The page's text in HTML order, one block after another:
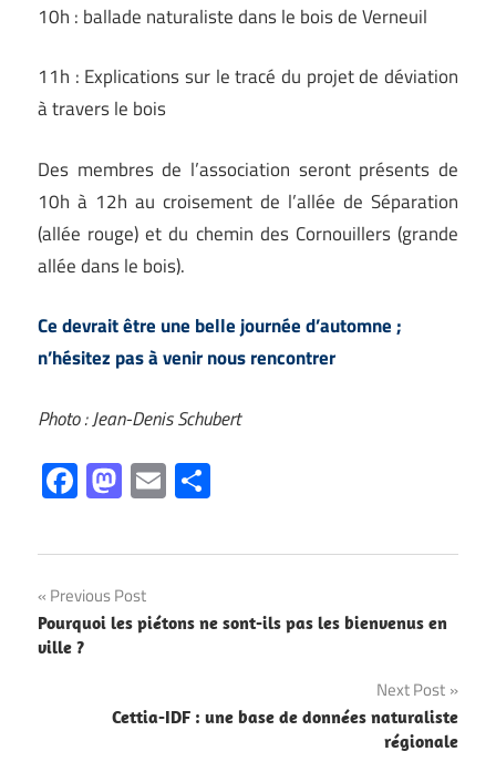
10h : ballade naturaliste dans le bois de Verneuil
11h : Explications sur le tracé du projet de déviation
à travers le bois
Des membres de l’association seront présents de
10h à 12h au croisement de l’allée de Séparation
(allée rouge) et du chemin des Cornouillers (grande
allée dans le bois).
Ce devrait être une belle journée d’automne ;
n’hésitez pas à venir nous rencontrer
Photo : Jean-Denis Schubert
Facebook
Mastodon
Email
Navigation
de
Previous Post
Pourquoi les piétons ne sont-ils pas les bienvenus en
ville ?
Next Post
Cettia-IDF : une base de données naturaliste
régionale